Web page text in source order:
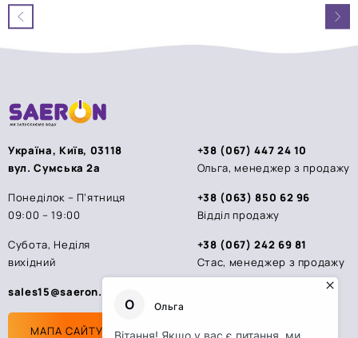
з
5
Україна, Київ, 03118
вул. Сумська 2а
Понеділок – П’ятниця
09:00 – 19:00
Субота, Неділя
вихідний
sales15@saeron.ua
МАПА САЙТУ
+38 (067) 447 24 10
Ольга, менеджер з продажу
+38 (063) 850 62 96
Відділ продажу
+38 (067) 242 69 81
Стас, менеджер з продажу